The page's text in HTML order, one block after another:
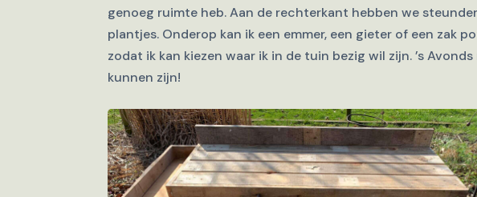
genoeg ruimte heb. Aan de rechterkant hebben we
plantjes. Onderop kan ik een emmer, een gieter of een
zodat ik kan kiezen waar ik in de tuin bezig wil zijn. ’s
kunnen zijn!